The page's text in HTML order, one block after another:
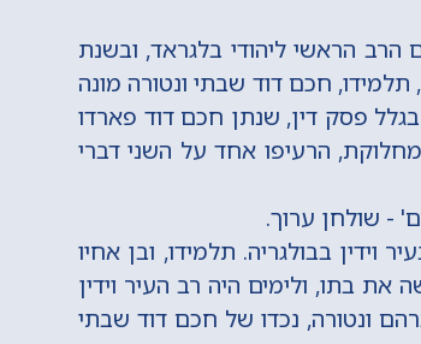
מקום הרב הראשי ליהודי בלגראד, ובשנת
תלמידו, חכם דוד שבתי ונטורה מונה
פסק דין, שנתן חכם דוד פארדו
הרעיפו אחד על השני דברי
בבולגריה. תלמידו, ובן אחיו
בתו, ולימים היה רב העיר וידין
ונטורה, נכדו של חכם דוד שבתי